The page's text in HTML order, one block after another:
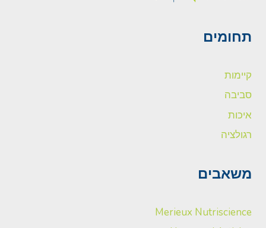
תחומים
קיימות
סביבה
איכות
רגולציה
משאבים
Merieux Nutriscience